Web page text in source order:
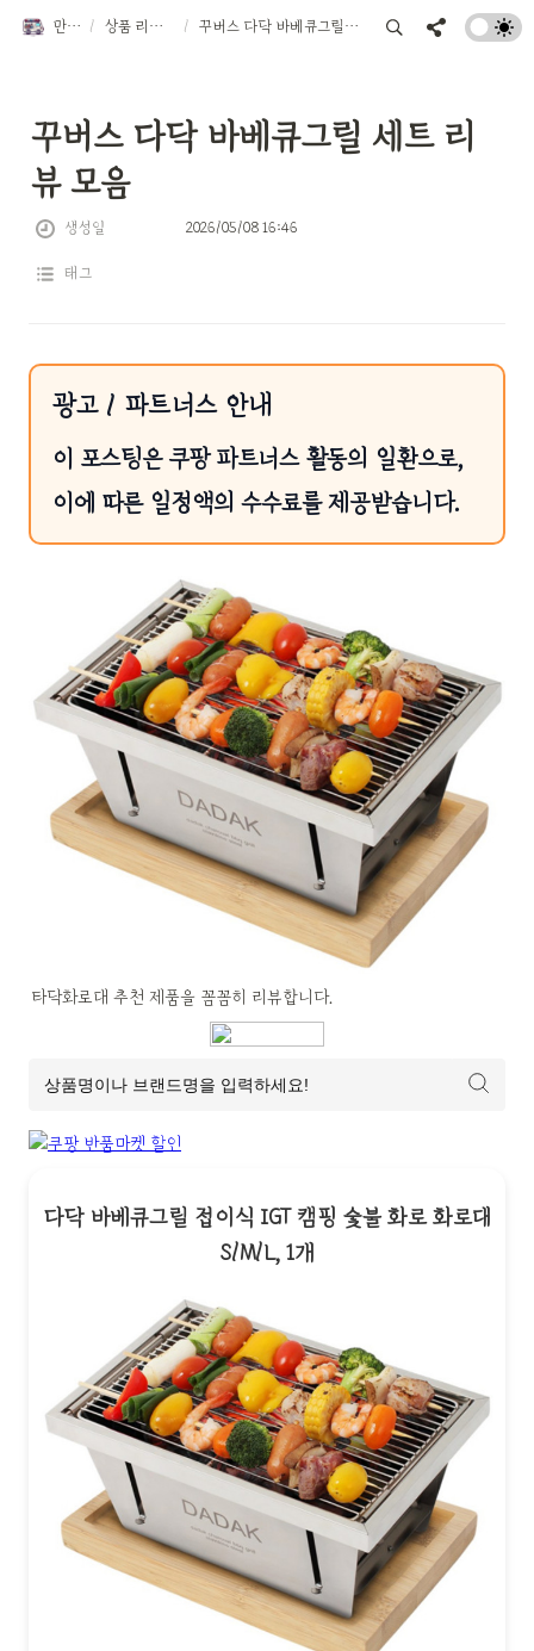
만물트럭 / 상품 리뷰 TOP 10 / 꾸버스 다닥 바베큐그릴 세트 리뷰 모음
꾸버스 다닥 바베큐그릴 세트 리
뷰 모음
생성일 2026/05/08 16:46
태그
광고 / 파트너스 안내
이 포스팅은 쿠팡 파트너스 활동의 일환으로,
이에 따른 일정액의 수수료를 제공받습니다.
타닥화로대 추천 제품을 꼼꼼히 리뷰합니다.
다닥 바베큐그릴 접이식 IGT 캠핑 숯불 화로 화로대
S/M/L, 1개